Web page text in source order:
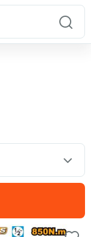
+7(978)180-58-58